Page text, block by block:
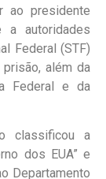
ao presidente
a autoridades
Federal (STF)
além da
Federal e da
classificou a
dos EUA” e
Departamento